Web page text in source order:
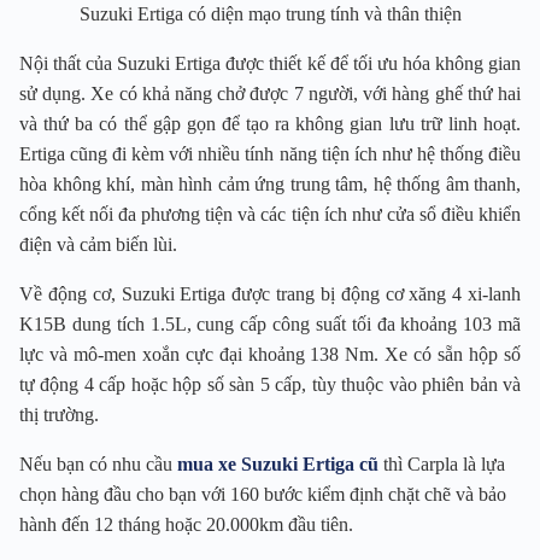
Suzuki Ertiga có diện mạo trung tính và thân thiện
Nội thất của Suzuki Ertiga được thiết kế để tối ưu hóa không gian
sử dụng. Xe có khả năng chở được 7 người, với hàng ghế thứ hai
và thứ ba có thể gập gọn để tạo ra không gian lưu trữ linh hoạt.
Ertiga cũng đi kèm với nhiều tính năng tiện ích như hệ thống điều
hòa không khí, màn hình cảm ứng trung tâm, hệ thống âm thanh,
cổng kết nối đa phương tiện và các tiện ích như cửa sổ điều khiển
điện và cảm biến lùi.
Về động cơ, Suzuki Ertiga được trang bị động cơ xăng 4 xi-lanh
K15B dung tích 1.5L, cung cấp công suất tối đa khoảng 103 mã
lực và mô-men xoắn cực đại khoảng 138 Nm. Xe có sẵn hộp số
tự động 4 cấp hoặc hộp số sàn 5 cấp, tùy thuộc vào phiên bản và
thị trường.
Nếu bạn có nhu cầu mua xe Suzuki Ertiga cũ thì Carpla là lựa
chọn hàng đầu cho bạn với 160 bước kiểm định chặt chẽ và bảo
hành đến 12 tháng hoặc 20.000km đầu tiên.